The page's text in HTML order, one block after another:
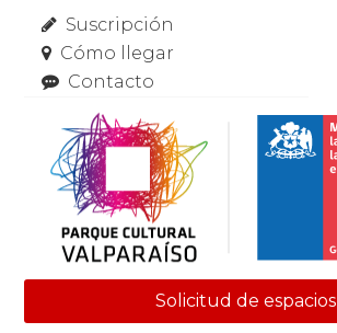
Suscripción
Cómo llegar
Contacto
Solicitud de espacios